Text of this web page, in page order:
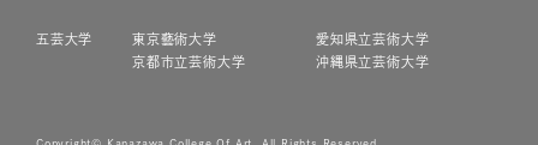
五芸大学 東京藝術大学
愛知県立芸術大学
京都市立芸術大学
沖縄県立芸術大学
Copyright© Kanazawa College Of Art. All Rights Reserved.